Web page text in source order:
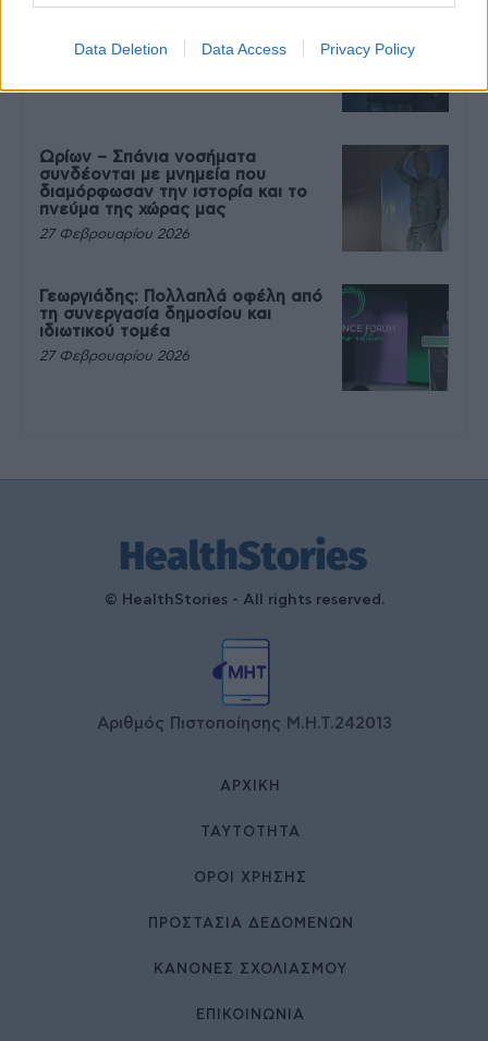
Data Deletion Data Access Privacy Policy
πάντα μετά την άσκηση
Ωρίων – Σπάνια νοσήματα
συνδέονται με μνημεία που
διαμόρφωσαν την ιστορία και το
πνεύμα της χώρας μας
27 Φεβρουαρίου 2026
Γεωργιάδης: Πολλαπλά οφέλη από
τη συνεργασία δημοσίου και
ιδιωτικού τομέα
27 Φεβρουαρίου 2026
© HealthStories - All rights reserved.
Αριθμός Πιστοποίησης Μ.Η.Τ.242013
ΑΡΧΙΚΉ
ΤΑΥΤΌΤΗΤΑ
ΌΡΟΙ ΧΡΉΣΗΣ
ΠΡΟΣΤΑΣΙΑ ΔΕΔΟΜΕΝΩΝ
ΚΑΝΟΝΕΣ ΣΧΟΛΙΑΣΜΟΥ
ΕΠΙΚΟΙΝΩΝΊΑ